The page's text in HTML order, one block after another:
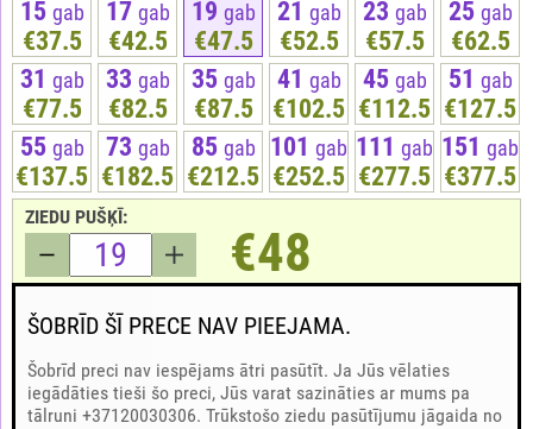
15 gab
€37.5
17 gab
€42.5
19 gab
€47.5
21 gab
€52.5
23 gab
€57.5
25 gab
€62.5
31 gab
€77.5
33 gab
€82.5
35 gab
€87.5
41 gab
€102.5
45 gab
€112.5
51 gab
€127.5
55 gab
€137.5
73 gab
€182.5
85 gab
€212.5
101 gab
€252.5
111 gab
€277.5
151 gab
€377.5
ZIEDU PUŠĶĪ:
€48
ŠOBRĪD ŠĪ PRECE NAV PIEEJAMA.
Šobrīd preci nav iespējams ātri pasūtīt. Ja Jūs vēlaties
iegādāties tieši šo preci, Jūs varat sazināties ar mums pa
tālruni +37120030306. Trūkstošo ziedu pasūtījumu jāgaida no